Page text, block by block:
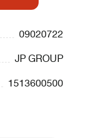
09020722
JP GROUP
1513600500